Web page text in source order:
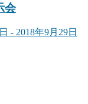
会
- 2018年9月29日